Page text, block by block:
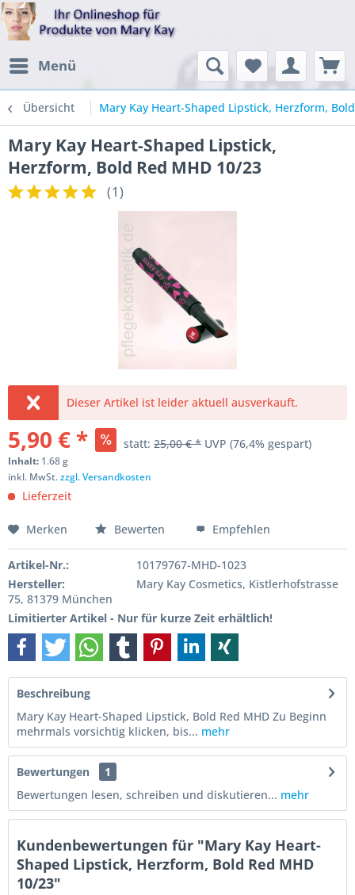
Menü
Übersicht Mary Kay Heart-Shaped Lipstick, Herzform,
Mary Kay Heart-Shaped Lipstick,
Herzform, Bold Red MHD 10/23
(1)
Dieser Artikel ist leider aktuell ausverkauft.
5,90 € * statt: 25,00 € * UVP (76,4% gespart)
Inhalt: 1.68 g
inkl. MwSt.zzgl. Versandkosten
Lieferzeit
Merken Bewerten Empfehlen
Artikel-Nr.:
10179767-MHD-1023
Hersteller:
Mary Kay Cosmetics, Kistlerhofstrasse
75, 81379 München
Limitierter Artikel - Nur für kurze Zeit erhältlich!
Beschreibung
Mary Kay Heart-Shaped Lipstick, Bold Red MHD Zu Beginn
mehrmals vorsichtig klicken, bis... mehr
Bewertungen
1
Bewertungen lesen, schreiben und diskutieren... mehr
Kundenbewertungen für "Mary Kay Heart-
Shaped Lipstick, Herzform, Bold Red MHD
10/23"